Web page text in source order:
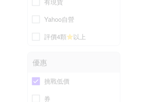
Yahoo自營
評價4顆
以上
優惠
挑戰低價
券